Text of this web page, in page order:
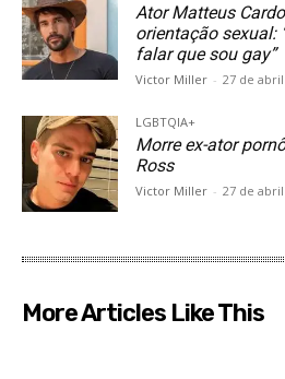
Ator Matteus
orientação sexual:
falar que sou gay”
Victor Miller - 27 de
LGBTQIA+
Morre ex-ator
Ross
Victor Miller - 27 de
More Articles Like This